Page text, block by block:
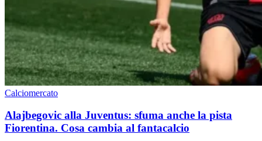
Calciomercato
Alajbegovic alla Juventus: sfuma anche la pista
Fiorentina. Cosa cambia al fantacalcio